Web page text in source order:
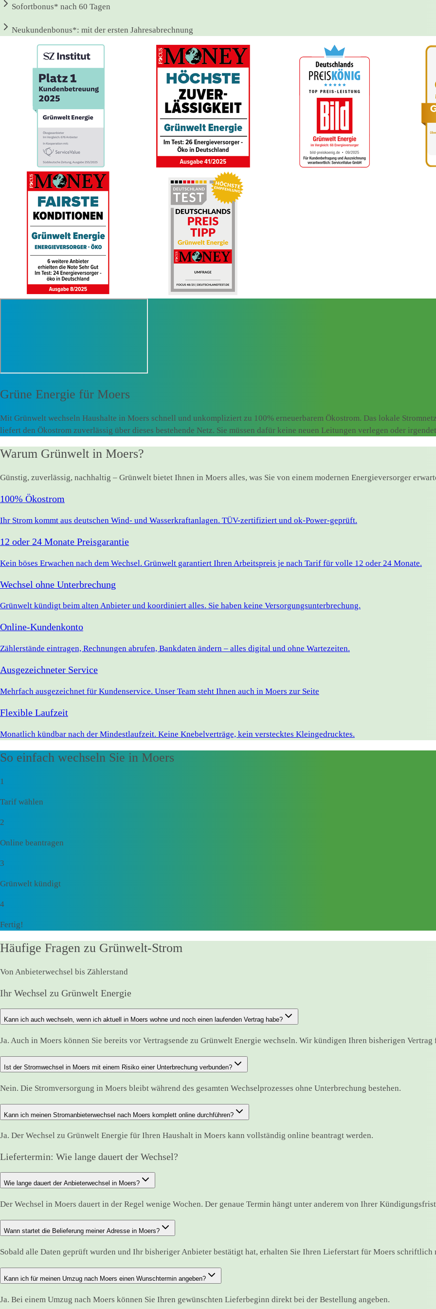
Sofortbonus* nach 60 Tagen
Neukundenbonus*: mit der ersten Jahresabrechnung
Grüne Energie für Moers
Mit Grünwelt wechseln Haushalte in Moers schnell und unkompliziert zu 100% erneuerbarem Ökostrom. Das lokale
liefert den Ökostrom zuverlässig über dieses bestehende Netz. Sie müssen dafür keine neuen Leitungen verlegen oder
Warum Grünwelt in Moers?
Günstig, zuverlässig, nachhaltig – Grünwelt bietet Ihnen in Moers alles, was Sie von einem modernen Energieversorger
100% Ökostrom
Ihr Strom kommt aus deutschen Wind- und Wasserkraftanlagen. TÜV-zertifiziert und ok-Power-geprüft.
12 oder 24 Monate Preisgarantie
Kein böses Erwachen nach dem Wechsel. Grünwelt garantiert Ihren Arbeitspreis je nach Tarif für volle 12 oder 24 Monate.
Wechsel ohne Unterbrechung
Grünwelt kündigt beim alten Anbieter und koordiniert alles. Sie haben keine Versorgungsunterbrechung.
Online-Kundenkonto
Zählerstände eintragen, Rechnungen abrufen, Bankdaten ändern – alles digital und ohne Wartezeiten.
Ausgezeichneter Service
Mehrfach ausgezeichnet für Kundenservice. Unser Team steht Ihnen auch in Moers zur Seite
Flexible Laufzeit
Monatlich kündbar nach der Mindestlaufzeit. Keine Knebelverträge, kein verstecktes Kleingedrucktes.
So einfach wechseln Sie in Moers
1
Tarif wählen
2
Online beantragen
3
Grünwelt kündigt
4
Fertig!
Häufige Fragen zu Grünwelt-Strom
Von Anbieterwechsel bis Zählerstand
Ihr Wechsel zu Grünwelt Energie
Kann ich auch wechseln, wenn ich aktuell in Moers wohne und noch einen laufenden Vertrag habe?
Ja. Auch in Moers können Sie bereits vor Vertragsende zu Grünwelt Energie wechseln. Wir kündigen Ihren bisherigen
Ist der Stromwechsel in Moers mit einem Risiko einer Unterbrechung verbunden?
Nein. Die Stromversorgung in Moers bleibt während des gesamten Wechselprozesses ohne Unterbrechung bestehen.
Kann ich meinen Stromanbieterwechsel nach Moers komplett online durchführen?
Ja. Der Wechsel zu Grünwelt Energie für Ihren Haushalt in Moers kann vollständig online beantragt werden.
Liefertermin: Wie lange dauert der Wechsel?
Wie lange dauert der Anbieterwechsel in Moers?
Der Wechsel in Moers dauert in der Regel wenige Wochen. Der genaue Termin hängt unter anderem von Ihrer
Wann startet die Belieferung meiner Adresse in Moers?
Sobald alle Daten geprüft wurden und Ihr bisheriger Anbieter bestätigt hat, erhalten Sie Ihren Lieferstart für Moers schriftlich
Kann ich für meinen Umzug nach Moers einen Wunschtermin angeben?
Ja. Bei einem Umzug nach Moers können Sie Ihren gewünschten Lieferbeginn direkt bei der Bestellung angeben.